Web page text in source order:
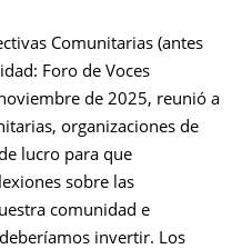
Comunitarias (antes
Foro de Voces
de 2025, reunió a
organizaciones de
lucro para que
sobre las
comunidad e
invertir. Los